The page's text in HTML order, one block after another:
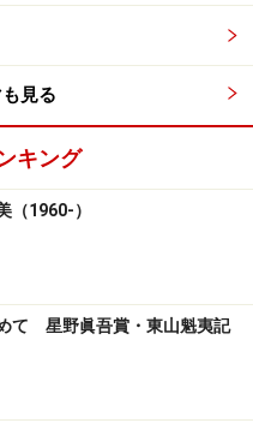
ちさと
んに聞く
りもと】佐々井智子
の場合
見る
キング
（1960-）
て 星野眞吾賞・東山魁夷記